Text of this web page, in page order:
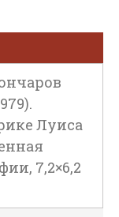
Луиса
7,2×6,2